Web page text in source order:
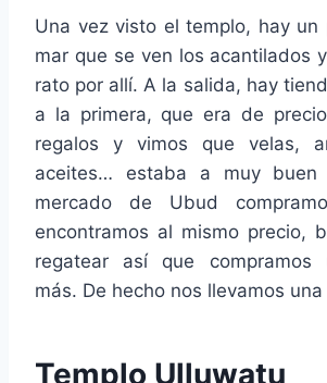
Una vez visto el templo, hay un
mar que se ven los acantilados
rato por allí. A la salida, hay
a la primera, que era de
regalos y vimos que velas,
aceites… estaba a muy buen
mercado de Ubud
encontramos al mismo precio,
regatear así que compramos
más. De hecho nos llevamos
Templo Ulluwatu